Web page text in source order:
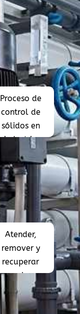
Proceso de
control de
sólidos en
industria
Atender,
remover y
recuperar
suelos
derrame